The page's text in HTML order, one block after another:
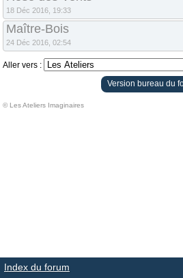
18 Déc 2016, 19:33
Maître-Bois
24 Déc 2016, 02:54
Aller vers :
Version bureau du
© Les Ateliers Imaginaires
Index du forum